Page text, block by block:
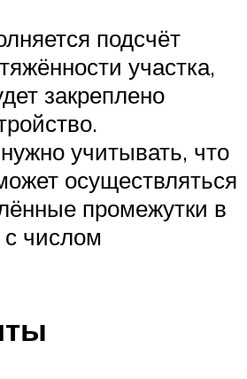
подсчёт
участка,
закреплено
учитывать, что
осуществляться
промежутки в
с числом